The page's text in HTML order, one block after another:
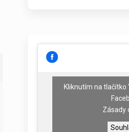
Kliknutím na tlačítko
Zásady